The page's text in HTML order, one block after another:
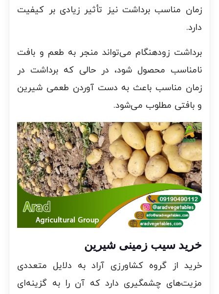
زمان مناسب برداشت نیز تأثیر زیادی بر کیفیت
دارد.
برداشت زودهنگام می‌تواند منجر به طعم و بافت
نامناسب محصول شود، در حالی که برداشت در
زمان مناسب باعث به دست آوردن طعمی شیرین
و بافتی مطلوب می‌شود.
خرید سیب زمینی شیرین
خرید از گروه کشاورزی آراد به دلایل متعددی
مزیت‌های چشمگیری دارد که آن را به گزینه‌ای